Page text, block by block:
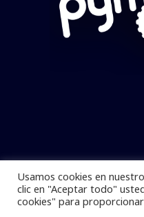
Usamos cookies en
clic en "Aceptar todo"
cookies" para